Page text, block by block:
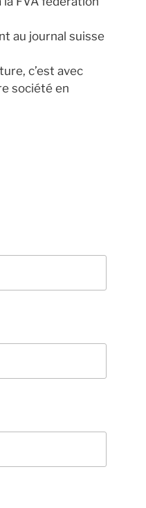
au journal suisse
c’est avec
société en